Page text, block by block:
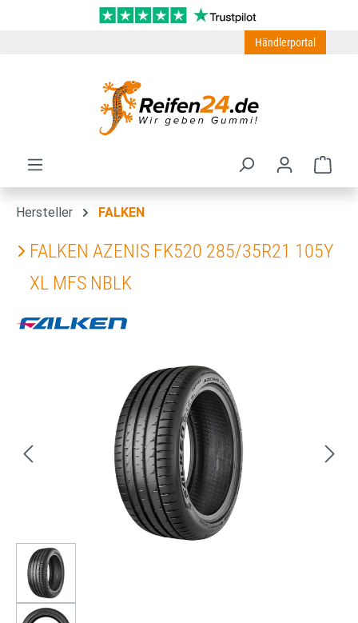
Zum Hauptinhalt springen
Händlerportal
Hersteller FALKEN
FALKEN AZENIS FK520 285/35R21 105Y
XL MFS NBLK
Bildergalerie überspringen